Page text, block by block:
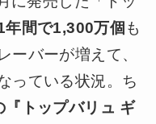
年間で1,300万個も
ーバーが増えて、
っている状況。ち
『トップバリュ ギ